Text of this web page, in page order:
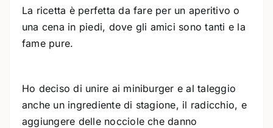
La ricetta è perfetta da fare per un aperitivo o
una cena in piedi, dove gli amici sono tanti e la
fame pure.
Ho deciso di unire ai miniburger e al taleggio
anche un ingrediente di stagione, il radicchio, e
aggiungere delle nocciole che danno